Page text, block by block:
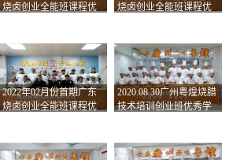
烧卤创业全能班课程优
烧卤创业全能班课程优
2022年02月份首期广东
烧卤创业全能班课程优
2020.08.30广州粤煌烧腊
技术培训创业班优秀学